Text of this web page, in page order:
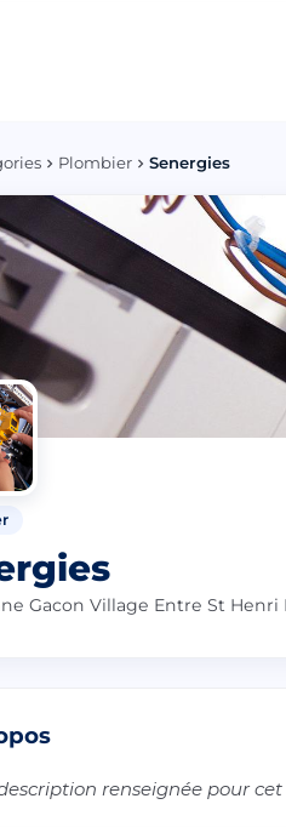
Plombier Senergies
Gacon Village Entre St Henri
renseignée pour